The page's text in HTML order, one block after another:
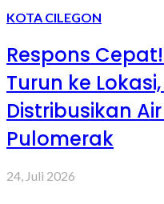
KOTA CILEGON
Respons
Turun ke
Distribusikan
Pulomerak
24, Juli 2026